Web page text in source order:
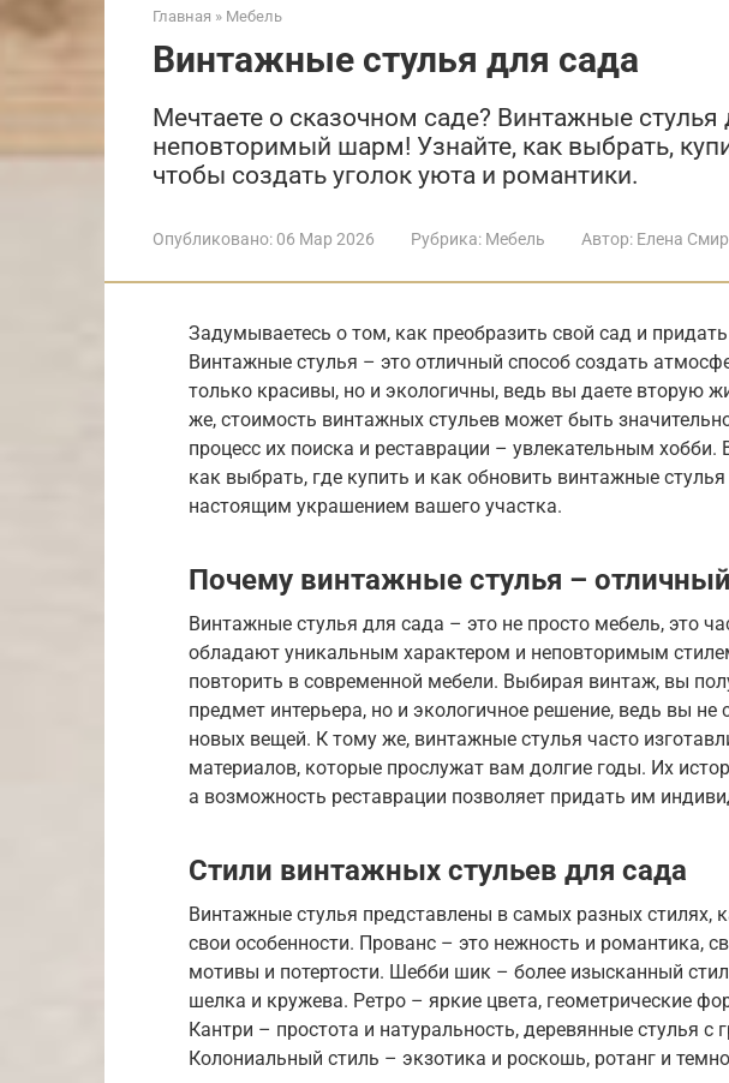
Главная » Мебель
Винтажные стулья для сада
Мечтаете о сказочном саде? Винтажные стулья
неповторимый шарм! Узнайте, как выбрать,
чтобы создать уголок уюта и романтики.
Опубликовано: 06 Мар 2026 Рубрика: Мебель Автор: Елена
Задумываетесь о том, как преобразить свой сад и
Винтажные стулья – это отличный способ создать
только красивы, но и экологичны, ведь вы даете вторую
же, стоимость винтажных стульев может быть
процесс их поиска и реставрации – увлекательным
как выбрать, где купить и как обновить винтажные
настоящим украшением вашего участка.
Почему винтажные стулья –
Винтажные стулья для сада – это не просто мебель, это
обладают уникальным характером и неповторимым
повторить в современной мебели. Выбирая винтаж, вы
предмет интерьера, но и экологичное решение, ведь вы не
новых вещей. К тому же, винтажные стулья часто
материалов, которые прослужат вам долгие годы. Их
а возможность реставрации позволяет придать им
Стили винтажных стульев для сада
Винтажные стулья представлены в самых разных стилях,
свои особенности. Прованс – это нежность и романтика,
мотивы и потертости. Шебби шик – более изысканный
шелка и кружева. Ретро – яркие цвета, геометрические
Кантри – простота и натуральность, деревянные стулья с
Колониальный стиль – экзотика и роскошь, ротанг и